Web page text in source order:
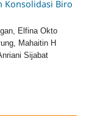
Konsolidasi Biro
Elfina Okto
Mahaitin H
Sijabat